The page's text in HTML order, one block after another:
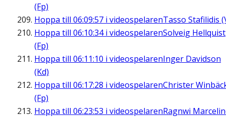
(Fp)
Hoppa till 06:09:57 i videospelarenTasso Stafilidis
Hoppa till 06:10:34i videospelarenSolveig Hellquist
(Fp)
Hoppa till 06:11:10 i videospelarenInger Davidson
(Kd)
Hoppa till 06:17:28 i videospelarenChrister
(Fp)
Hoppa till 06:23:53 i videospelarenRagnwi